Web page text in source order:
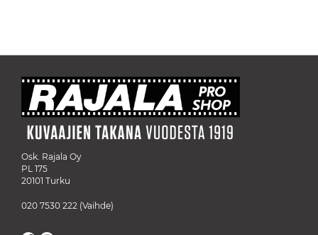
Osk. Rajala Oy
PL 175
20101 Turku
020 7530 222 (Vaihde)